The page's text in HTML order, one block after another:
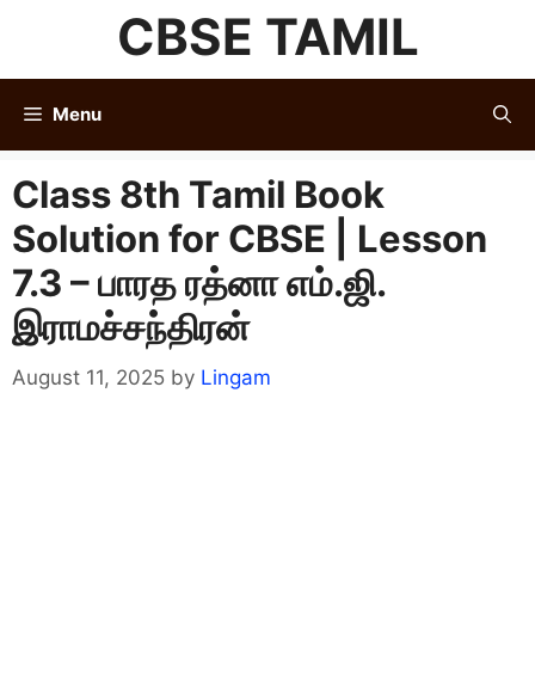
content
CBSE TAMIL
Menu
Class 8th Tamil Book
Solution for CBSE | Lesson
7.3 – பாரத ரத்னா எம்.ஜி.
இராமச்சந்திரன்
August 11, 2025 by Lingam